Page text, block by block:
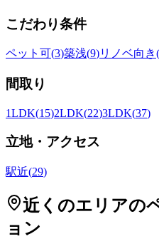
こだわり条件
ペット可(3)築浅(9)リノベ向き(
間取り
1LDK(15)2LDK(22)3LDK(37)
立地・アクセス
駅近(29)
近くのエリアの
ョン